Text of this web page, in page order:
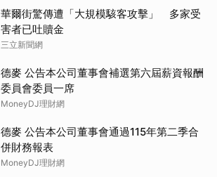
華爾街驚傳遭「大規模駭客攻擊」 多家受
害者已吐贖金
三立新聞網
德麥 公告本公司董事會補選第六屆薪資報酬
委員會委員一席
MoneyDJ理財網
德麥 公告本公司董事會通過115年第二季合
併財務報表
MoneyDJ理財網